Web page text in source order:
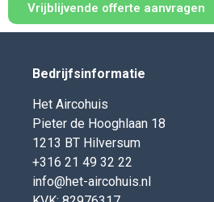
Vrijblijvende offerte aanvragen
Bedrijfsinformatie
Het Aircohuis
Pieter de Hooghlaan 18
1213 BT Hilversum
+316 21 49 32 22
info@het-aircohuis.nl